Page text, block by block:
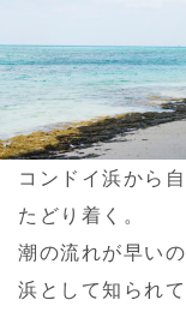
コンドイ浜から
たどり着く。
潮の流れが早い
浜として知られ